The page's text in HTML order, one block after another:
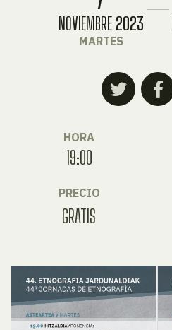
NOVIEMBRE 2023
MARTES
HORA
19:00
PRECIO
GRATIS